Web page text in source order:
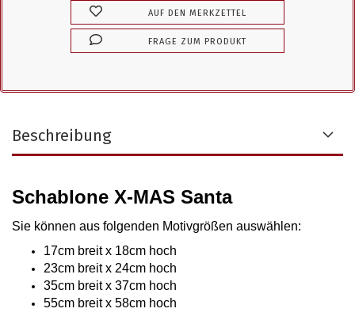
AUF DEN MERKZETTEL
FRAGE ZUM PRODUKT
Beschreibung
Schablone X-MAS Santa
Sie können aus folgenden Motivgrößen auswählen:
17cm breit x 18cm hoch
23cm breit x 24cm hoch
35cm breit x 37cm hoch
55cm breit x 58cm hoch